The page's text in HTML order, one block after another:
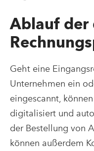
Ablauf der
Geht eine
Unternehmen ein
eingescannt,
digitalisiert und
der Bestellung von
können außerdem